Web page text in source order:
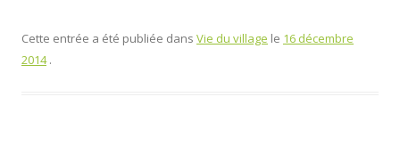
Cette entrée a été publiée dans Vie du village le 16 décembre
2014 .